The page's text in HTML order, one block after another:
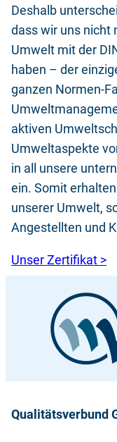
Deshalb
dass wir uns nicht
Umwelt mit der
haben – der
ganzen Normen-
aktiven
Umweltaspekte
in all unsere
ein. Somit
unserer Umwelt,
Angestellten und
Unser Zertifikat >
Qualitätsverbund